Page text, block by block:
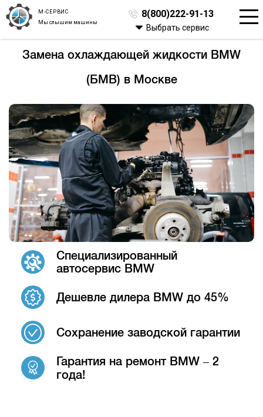
М-СЕРВИС
Мы слышим машины
8(800)222-91-13
Выбрать сервис
Замена охлаждающей жидкости BMW
(БМВ) в Москве
Специализированный
автосервис BMW
Дешевле дилера BMW до 45%
Сохранение заводской гарантии
Гарантия на ремонт BMW – 2
года!